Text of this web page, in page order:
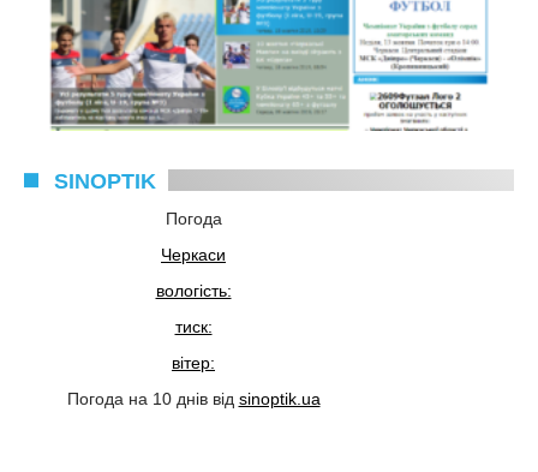
SINOPTIK
Погода
Черкаси
вологість:
тиск:
вітер:
Погода на 10 днів від sinoptik.ua